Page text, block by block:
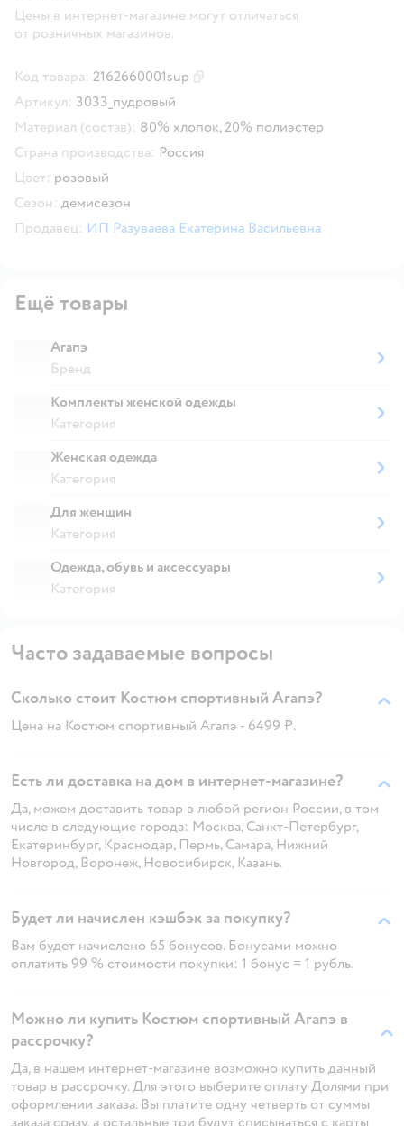
Цены в интернет-магазине могут отличаться
от розничных магазинов.
Код товара: 2162660001sup
Артикул: 3033_пудровый
Материал (состав): 80% хлопок, 20% полиэстер
Страна производства: Россия
Цвет: розовый
Сезон: демисезон
Продавец: ИП Разуваева Екатерина Васильевна
Ещё товары
Агапэ
Бренд
Комплекты женской одежды
Категория
Женская одежда
Категория
Для женщин
Категория
Одежда, обувь и аксессуары
Категория
Часто задаваемые вопросы
Сколько стоит Костюм спортивный Агапэ?
Цена на Костюм спортивный Агапэ - 6499 ₽.
Есть ли доставка на дом в интернет-магазине?
Да, можем доставить товар в любой регион России, в том
числе в следующие города: Москва, Санкт-Петербург,
Екатеринбург, Краснодар, Пермь, Самара, Нижний
Новгород, Воронеж, Новосибирск, Казань.
Будет ли начислен кэшбэк за покупку?
Вам будет начислено 65 бонусов. Бонусами можно
оплатить 99 % стоимости покупки: 1 бонус = 1 рубль.
Можно ли купить Костюм спортивный Агапэ в
рассрочку?
Да, в нашем интернет-магазине возможно купить данный
товар в рассрочку. Для этого выберите оплату Долями при
оформлении заказа. Вы платите одну четверть от суммы
заказа сразу, а остальные три будут списываться с карты